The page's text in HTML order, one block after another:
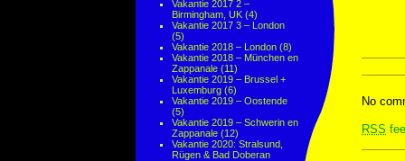
Vakantie 2017 2 –
Birmingham, UK (4)
Vakantie 2017 3 – London
(5)
Vakantie 2018 – London (8)
Vakantie 2018 – München en
Zappanale (11)
Vakantie 2019 – Brussel +
Luxemburg (6)
Vakantie 2019 – Oostende
(5)
Vakantie 2019 – Schwerin en
Zappanale (12)
Vakantie 2020: Stralsund,
Rügen & Bad Doberan
No
RSS